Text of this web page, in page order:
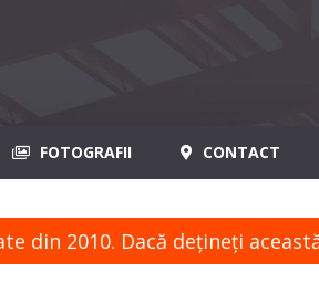
FOTOGRAFII CONTACT
din 2010. Dacă dețineți